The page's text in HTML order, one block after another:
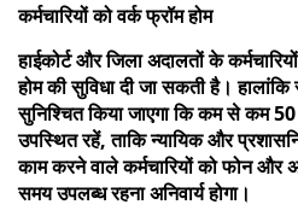
कर्मचारियों को वर्क फ्रॉम होम
हाईकोर्ट और जिला अदालतों के
होम की सुविधा दी जा सकती है।
सुनिश्चित किया जाएगा कि कम से कम 50
उपस्थित रहें, ताकि न्यायिक और
काम करने वाले कर्मचारियों को फोन और
समय उपलब्ध रहना अनिवार्य होगा।